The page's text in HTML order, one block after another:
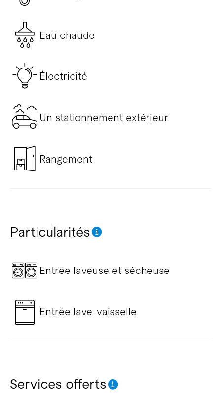
Eau chaude
Électricité
Un stationnement extérieur
Rangement
Particularités
Entrée laveuse et sécheuse
Entrée lave-vaisselle
Services offerts